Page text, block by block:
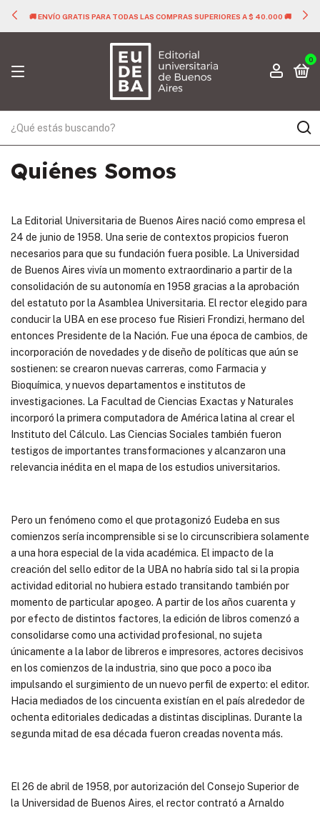
🚚 ENVÍO GRATIS PARA TODAS LAS COMPRAS SUPERIORES A $ 40.000 🚚
0
Quiénes Somos
La Editorial Universitaria de Buenos Aires nació como empresa el
24 de junio de 1958. Una serie de contextos propicios fueron
necesarios para que su fundación fuera posible. La Universidad
de Buenos Aires vivía un momento extraordinario a partir de la
consolidación de su autonomía en 1958 gracias a la aprobación
del estatuto por la Asamblea Universitaria. El rector elegido para
conducir la UBA en ese proceso fue Risieri Frondizi, hermano del
entonces Presidente de la Nación. Fue una época de cambios, de
incorporación de novedades y de diseño de políticas que aún se
sostienen: se crearon nuevas carreras, como Farmacia y
Bioquímica, y nuevos departamentos e institutos de
investigaciones. La Facultad de Ciencias Exactas y Naturales
incorporó la primera computadora de América latina al crear el
Instituto del Cálculo. Las Ciencias Sociales también fueron
testigos de importantes transformaciones y alcanzaron una
relevancia inédita en el mapa de los estudios universitarios.
Pero un fenómeno como el que protagonizó Eudeba en sus
comienzos sería incomprensible si se lo circunscribiera solamente
a una hora especial de la vida académica. El impacto de la
creación del sello editor de la UBA no habría sido tal si la propia
actividad editorial no hubiera estado transitando también por
momento de particular apogeo. A partir de los años cuarenta y
por efecto de distintos factores, la edición de libros comenzó a
consolidarse como una actividad profesional, no sujeta
únicamente a la labor de libreros e impresores, actores decisivos
en los comienzos de la industria, sino que poco a poco iba
impulsando el surgimiento de un nuevo perfil de experto: el editor.
Hacia mediados de los cincuenta existían en el país alrededor de
ochenta editoriales dedicadas a distintas disciplinas. Durante la
segunda mitad de esa década fueron creadas noventa más.
El 26 de abril de 1958, por autorización del Consejo Superior de
la Universidad de Buenos Aires, el rector contrató a Arnaldo